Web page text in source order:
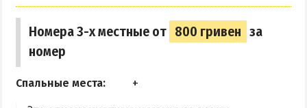
Отдых с бассейном
Отдых на первой линии
Отдых на набережной
Номера 3-х местные от 800 гривен за
номер
Спальные места: